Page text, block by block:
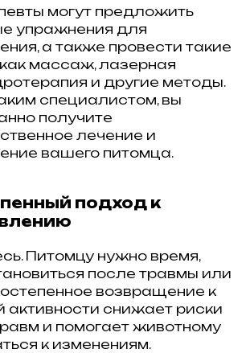
могут предложить
упражнения для
а также провести такие
массаж, лазерная
и другие методы.
специалистом, вы
получите
лечение и
вашего питомца.
подход к
Питомцу нужно время,
после травмы или
возвращение к
активности снижает риски
и помогает животному
к изменениям.